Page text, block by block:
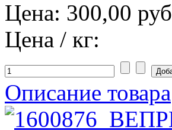
Цена: 300,00 руб
Цена / кг:
Описание товара